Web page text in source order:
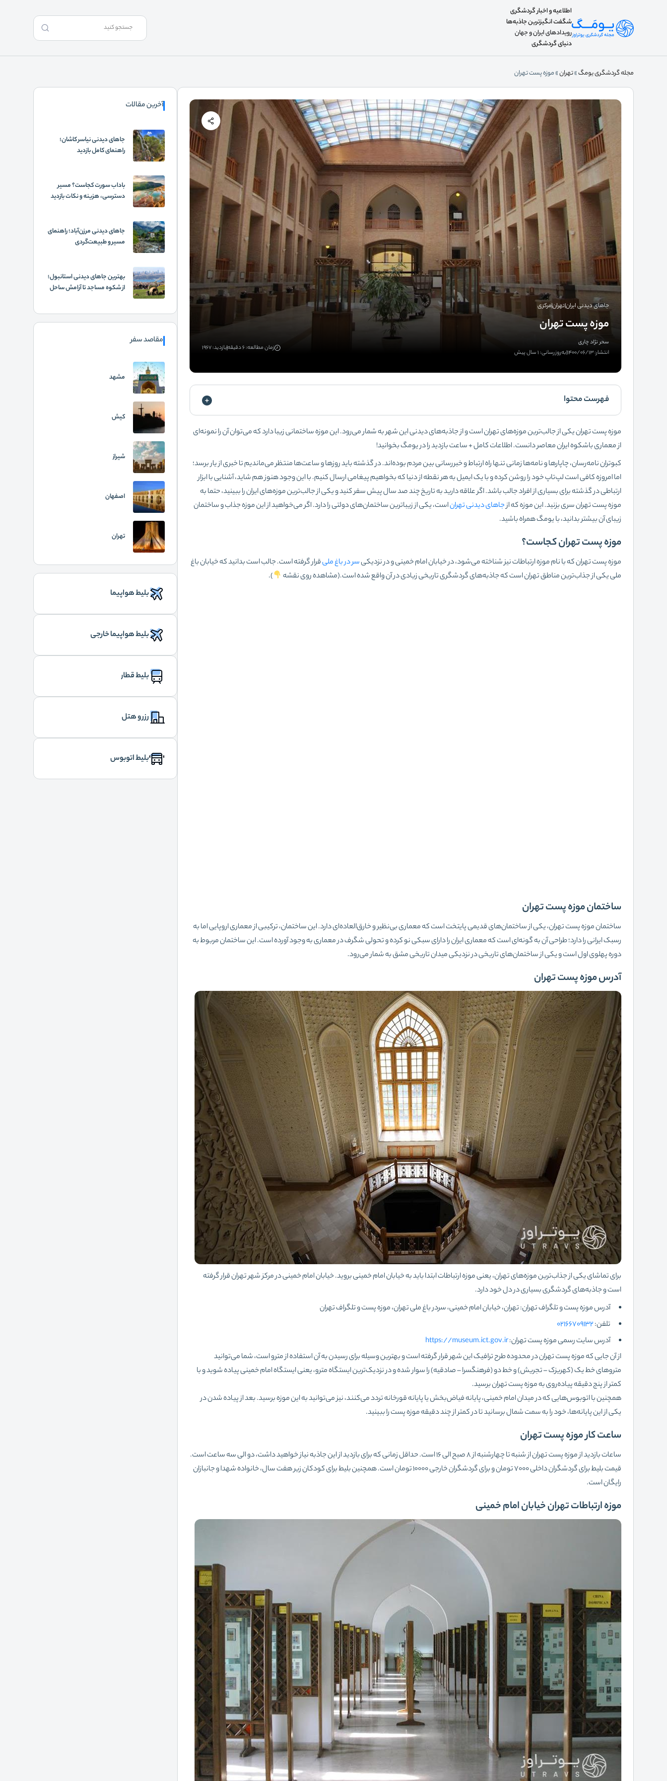
اطلاعیه و اخبار گردشگری
شگفت انگیزترین جاذبه‌ها
رویدادهای ایران و جهان
دنیای گردشگری
مجله گردشگری یومگ»تهران»موزه پست تهران
جاهای دیدنی ایران|تهران|مرکزی
موزه پست تهران
سحر نژاد چاری
انتشار: 1400/06/13
|به‌روزرسانی: 1 سال پیش
زمان مطالعه: 6 دقیقه بازدید: 1967
فهرست محتوا
موزه پست تهران یکی از جالب‌ترین موزه‌های تهران است و از جاذبه‌های دیدنی این شهر به شمار می‌رود. این موزه ساختمانی زیبا دارد که می‌توان آن را نمونه‌ای
از معماری باشکوه ایران معاصر دانست. اطلاعات کامل + ساعت بازدید را در یومگ بخوانید!
کبوتران نامه‌رسان، چاپارها و نامه‌ها زمانی تنها راه ارتباط و خبررسانی بین مردم بوده‌اند. در گذشته باید روزها و ساعت‌ها منتظر می‌ماندیم تا خبری از یار برسد؛
اما امروزه کافی است لپ‌تاپ خود را روشن کرده و با یک ایمیل به هر نقطه از دنیا که بخواهیم پیغامی ارسال کنیم. با این وجود هنوز هم شاید، آشنایی با ابزار
ارتباطی در گذشته برای بسیاری از افراد جالب باشد. اگر علاقه دارید به تاریخ چند صد سال پیش سفر کنید و یکی از جالب‌ترین موزه‌های ایران را ببینید، حتما به
موزه پست تهران سری بزنید. این موزه که ازجاهای دیدنی تهراناست، یکی از زیباترین ساختمان‌های دولتی را دارد. اگر می‌خواهید از این موزه جذاب و ساختمان
زیبای آن بیشتر بدانید، با یومگ همراه باشید.
موزه پست تهران کجاست؟
موزه پست تهران که با نام موزه ارتباطات نیز شناخته می‌شود، در خیابان امام خمینی و در نزدیکیسر در باغ ملیقرار گرفته‌ است. جالب است بدانید که خیابان باغ
ملی یکی از جذاب‌ترین مناطق تهران است که جاذبه‌های گردشگری تاریخی زیادی در آن واقع شده‌ است.(مشاهده روی نقشه
).
ساختمان موزه پست تهران
ساختمان موزه پست تهران، یکی از ساختمان‌های قدیمی پایتخت است که معماری بی‌نظیر و خارق‌العاده‌ای دارد. این ساختمان، ترکیبی از معماری اروپایی اما به
رسبک ایرانی را دارد؛ طراحی آن به گونه‌ای است که معماری ایران را دارای سبکی نو کرده و تحولی شگرف در معماری به وجود آورده ‌است. این ساختمان مربوط به
دوره پهلوی اول است و یکی از ساختمان‌های تاریخی در نزدیکی میدان تاریخی مشق به شمار می‌رود.
آدرس موزه پست تهران
برای تماشای یکی از جذاب‌ترین موزه‌های تهران، یعنی موزه ارتباطات ابتدا باید به خیابان امام خمینی بروید. خیابان امام خمینی در مرکز شهر تهران قرار گرفته‌
است و جاذبه‌های گردشگری بسیاری در دل خود دارد.
آدرس موزه پست و تلگراف تهران: تهران، خیابان امام خمینی، سردر باغ ملی تهران، موزه پست و تلگراف تهران
تلفن:02166709132
آدرس سایت رسمی موزه پست تهران:https://museum.ict.gov.ir
از آن جایی که موزه پست تهران در محدوده طرح ترافیک این شهر قرار گرفته‌ است و بهترین وسیله برای رسیدن به آن استفاده از مترو است، شما می‌توانید
متروهای خط یک (کهریزک – تجریش) و خط دو (فرهنگسرا – صادقیه) را سوار شده و در نزدیک‌ترین ایستگاه مترو، یعنی ایستگاه امام خمینی پیاده شوید و با
کمتر از پنج دقیقه پیاده‌روی به موزه پست تهران برسید.
همچنین با اتوبوس‌هایی که در میدان امام خمینی، پایانه فیاض‌بخش یا پایانه قورخانه تردد می‌کنند، نیز می‌توانید به این موزه برسید. بعد از پیاده شدن در
یکی از این پایانه‌ها، خود را به سمت شمال برسانید تا در کمتر از چند دقیقه موزه پست را ببینید.
ساعت کار موزه پست تهران
ساعات بازدید از موزه پست تهران از شنبه تا چهارشنبه از 8 صبح الی 16 است. حداقل زمانی که برای بازدید از این جاذبه نیاز خواهید داشت، دو الی سه ساعت است.
قیمت بلیط برای گردشگران داخلی 7000 تومان و برای گردشگران خارجی 10000 تومان است. همچنین بلیط برای کودکان زیر هفت سال، خانواده‌ شهدا و جانبازان
رایگان است.
موزه ارتباطات تهران خیابان امام خمینی
آخرین مقالات
جاهای دیدنی نیاسر کاشان؛
راهنمای کامل بازدید
باداب سورت کجاست؟ مسیر
دسترسی، هزینه و نکات بازدید
جاهای دیدنی مرزن‌آباد؛ راهنمای
مسیر و طبیعت‌گردی
بهترین جاهای دیدنی استانبول؛
از شکوه مساجد تا آرامش ساحل
مقاصد سفر
مشهد
کیش
شیراز
اصفهان
تهران
بلیط هواپیما
بلیط هواپیما خارجی
بلیط قطار
رزرو هتل
بلیط اتوبوس